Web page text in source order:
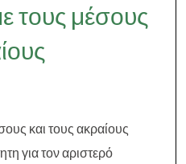
τους μέσους
και τους ακραίους
για τον αριστερό